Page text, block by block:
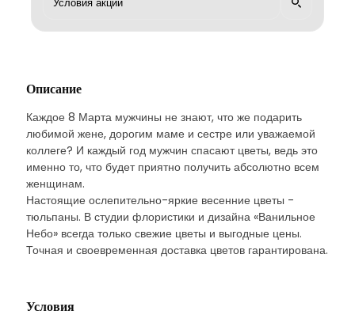
Описание
Каждое 8 Марта мужчины не знают, что же подарить
любимой жене, дорогим маме и сестре или уважаемой
коллеге? И каждый год мужчин спасают цветы, ведь это
именно то, что будет приятно получить абсолютно всем
женщинам.
Настоящие ослепительно-яркие весенние цветы -
тюльпаны. В студии флористики и дизайна «Ванильное
Небо» всегда только свежие цветы и выгодные цены.
Точная и своевременная доставка цветов гарантирована.
Условия